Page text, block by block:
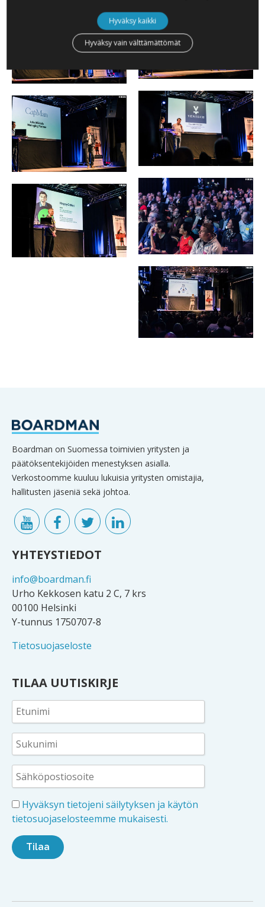
Boardman on Suomessa toimivien yritysten ja
päätöksentekijöiden menestyksen asialla.
Verkostoomme kuuluu lukuisia yritysten omistajia,
hallitusten jäseniä sekä johtoa.
YHTEYSTIEDOT
info@boardman.fi
Urho Kekkosen katu 2 C, 7 krs
00100 Helsinki
Y-tunnus 1750707-8
Tietosuojaseloste
TILAA UUTISKIRJE
Hyväksyn tietojeni säilytyksen ja käytön
tietosuojaselosteemme mukaisesti.
Hyväksy kaikki
Hyväksy vain välttämättömät